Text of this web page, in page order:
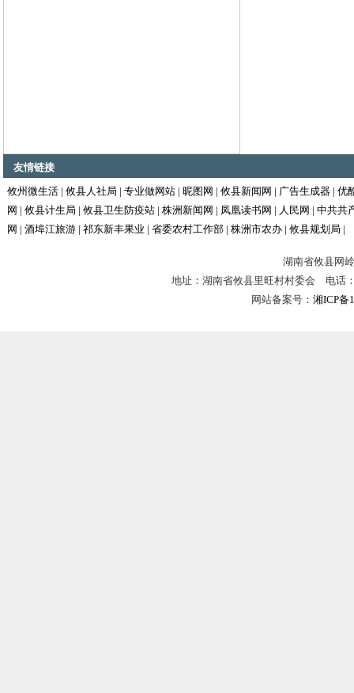
友情链接
攸州微生活 | 攸县人社局 | 专业做网站 | 昵图网 | 攸县新闻网 | 广告生成器 | 优
网 | 攸县计生局 | 攸县卫生防疫站 | 株洲新闻网 | 凤凰读书网 | 人民网 | 中共共
网 | 酒埠江旅游 | 祁东新丰果业 | 省委农村工作部 | 株洲市农办 | 攸县规划局 |
湖南省攸县网
地址：湖南省攸县里旺村村委会 电
网站备案号： 湘ICP备